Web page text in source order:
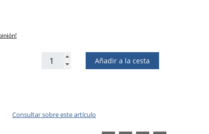
Añadir a la cesta
Consultar sobre este artículo